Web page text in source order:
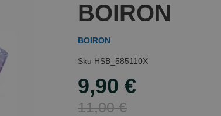
BOIRON
BOIRON
HSB_585110X
Special
Price
9,90 €
11,00 €